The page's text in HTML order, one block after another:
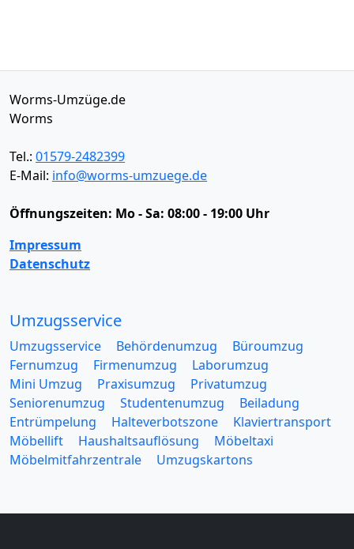
Worms-Umzüge.de
Worms
Tel.: 01579-2482399
E-Mail: info@worms-umzuege.de
Öffnungszeiten: Mo - Sa: 08:00 - 19:00 Uhr
Impressum
Datenschutz
Umzugsservice
Umzugsservice Behördenumzug
Büroumzug
Fernumzug
Firmenumzug
Laborumzug
Mini Umzug
Praxisumzug
Privatumzug
Seniorenumzug
Studentenumzug
Beiladung
Entrümpelung
Halteverbotszone
Klaviertransport
Möbellift
Haushaltsauflösung
Möbeltaxi
Möbelmitfahrzentrale
Umzugskartons